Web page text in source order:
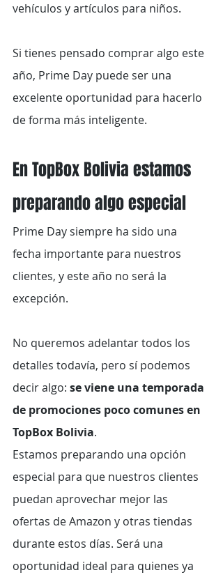
vehículos y artículos para niños.
Si tienes pensado comprar algo este
año, Prime Day puede ser una
excelente oportunidad para hacerlo
de forma más inteligente.
En TopBox Bolivia estamos
preparando algo especial
Prime Day siempre ha sido una
fecha importante para nuestros
clientes, y este año no será la
excepción.
No queremos adelantar todos los
detalles todavía, pero sí podemos
decir algo: se viene una temporada
de promociones poco comunes en
TopBox Bolivia.
Estamos preparando una opción
especial para que nuestros clientes
puedan aprovechar mejor las
ofertas de Amazon y otras tiendas
durante estos días. Será una
oportunidad ideal para quienes ya